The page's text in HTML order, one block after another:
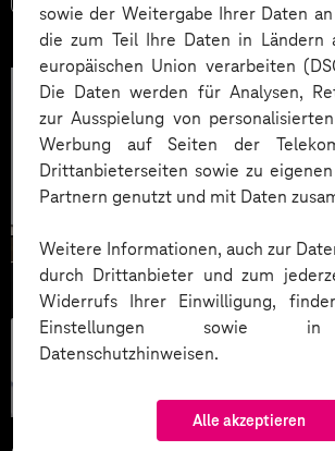
sowie der Weitergabe Ihrer Daten
die zum Teil Ihre Daten in Ländern
europäischen Union verarbeiten
Die Daten werden für Analysen,
zur Ausspielung von
Werbung auf Seiten der
Drittanbieterseiten sowie zu
Partnern genutzt und mit Daten
Weitere Informationen, auch zur
durch Drittanbieter und zum
Widerrufs Ihrer Einwilligung,
Einstellungen sowie in
Datenschutzhinweisen.
Alle akzeptieren
Künstliche
Intelligenz